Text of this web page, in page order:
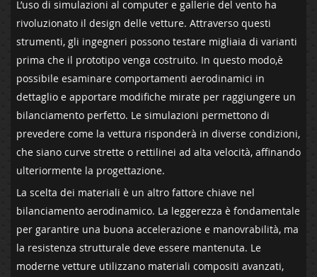
L’uso ‌di simulazioni al computer e gallerie del ‌vento ha
rivoluzionato il ‍design delle ⁤vetture. Attraverso questi
strumenti, gli ingegneri⁢ possono ‌testare migliaia ⁢di varianti
prima che il prototipo venga costruito. In questo modo,è
possibile esaminare comportamenti aerodinamici ⁢in
dettaglio e apportare modifiche mirate per raggiungere un
bilanciamento ‍perfetto. Le simulazioni permettono di
prevedere come la vettura risponderà in diverse condizioni,‌
che siano curve strette o ​rettilinei ‌ad alta velocità, ⁤affinando
ulteriormente⁣ la progettazione.
La scelta dei materiali ‌è un‌ altro fattore ‍chiave nel
bilanciamento aerodinamico. La leggerezza è fondamentale
⁢per‍ garantire una‌ buona accelerazione e manovrabilità, ma
la resistenza strutturale deve⁢ essere mantenuta. Le
moderne ‌vetture⁤ utilizzano ⁢materiali compositi avanzati,